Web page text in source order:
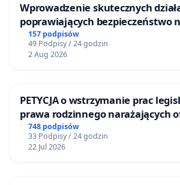
Wprowadzenie skutecznych
poprawiających bezpieczeństwo
Żeromskiego w Otwocku
157 podpisów
49 Podpisy / 24 godzin
2 Aug 2026
PETYCJA o wstrzymanie prac
prawa rodzinnego
748 podpisów
33 Podpisy / 24 godzin
22 Jul 2026